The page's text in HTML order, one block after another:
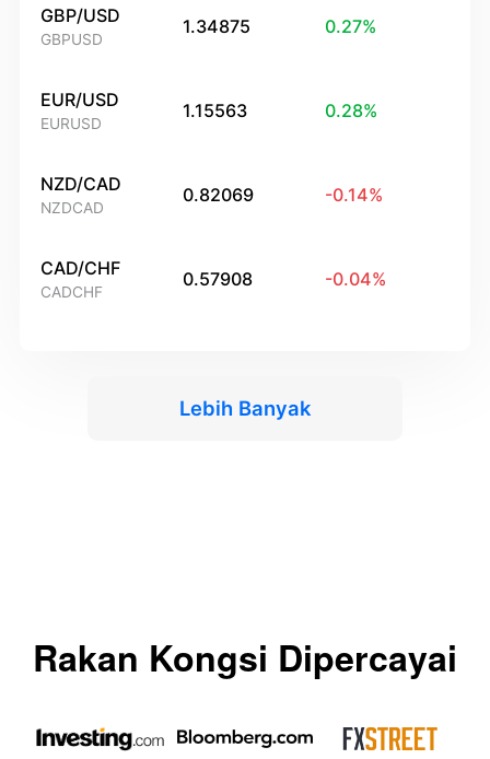
GBP/USD
GBPUSD
1.34875 0.27%
EUR/USD
EURUSD
1.15563 0.28%
NZD/CAD
NZDCAD
0.82069 -0.14%
CAD/CHF
CADCHF
0.57908 -0.04%
Lebih Banyak
Rakan Kongsi Dipercayai